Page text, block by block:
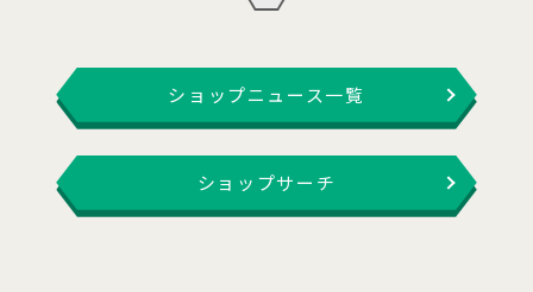
ショップニュース一覧
ショップサーチ